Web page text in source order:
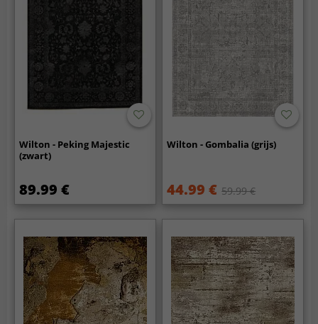
Wilton - Peking Majestic
(zwart)
89.99 €
Wilton - Gombalia (grijs)
44.99 € 59.99 €